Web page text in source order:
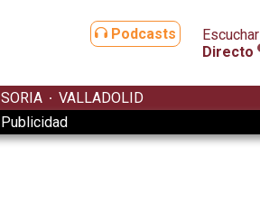
Podcasts
Escuchar
Directo
SORIA
VALLADOLID
Publicidad